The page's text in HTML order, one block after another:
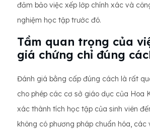
đảm bảo việc xếp lớp chính xác và
nghiệm học tập trước đó.
Tầm quan trọng của
giá chứng chỉ đúng
Đánh giá bằng cấp đúng cách là rất
cho phép các cơ sở giáo dục của Hoa
xác thành tích học tập của sinh viên
không có phương pháp chuẩn hóa, các